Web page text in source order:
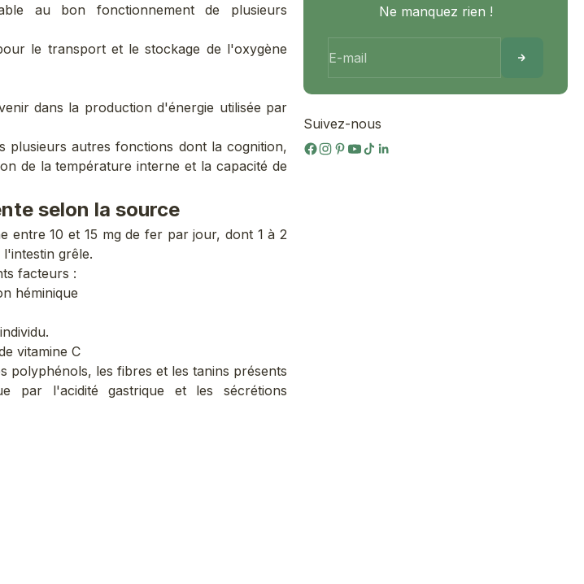
au bon fonctionnement de plusieurs
le transport et le stockage de l'oxygène
dans la production d'énergie utilisée par
plusieurs autres fonctions dont la cognition,
de la température interne et la capacité de
selon la source
entre 10 et 15 mg de ferpar jour, dont 1 à 2
grêle.
facteurs :
héminique
vitamine C
polyphénols, les fibres et les tanins présents
par l'acidité gastrique et les sécrétions
Ne manquez rien !
E-mail
Suivez-nous